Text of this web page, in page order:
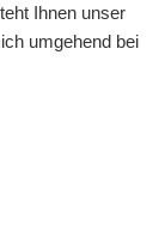
Ihnen unser
umgehend bei